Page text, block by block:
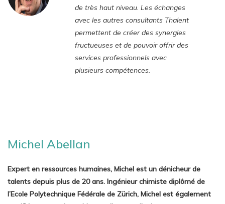
de très haut niveau. Les échanges
avec les autres consultants Thalent
permettent de créer des synergies
fructueuses et de pouvoir offrir des
services professionnels avec
plusieurs compétences.
Michel Abellan
Expert en ressources humaines, Michel est un dénicheur de
talents depuis plus de 20 ans. Ingénieur chimiste diplômé de
l’Ecole Polytechnique Fédérale de Zürich, Michel est également